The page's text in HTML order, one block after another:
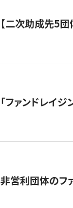
【二次助成先5
「ファンドレイ
非営利団体のフ